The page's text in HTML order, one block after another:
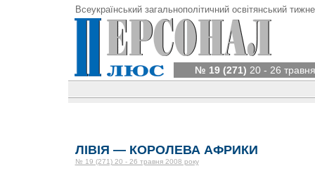
Всеукраїнський загальнополітичний освітянський
№ 19 (271) 20 - 26
ЛІВІЯ — КОРОЛЕВА АФРИКИ
№ 19 (271) 20 - 26 травня 2008 року